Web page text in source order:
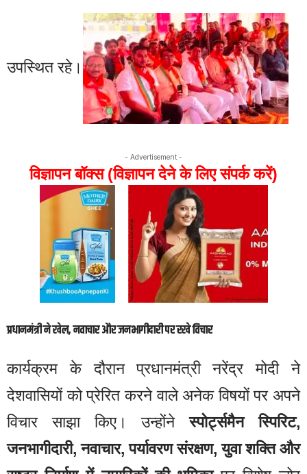
उपस्थित रहे।
- Advertisement -
विज्ञापन बॉक्स (विज्ञापन देने के लिए संपर्क करें)
प्रधानमंत्री ने खेल, नवाचार और जनभागीदारी पर रखे विचार
कार्यक्रम के दौरान प्रधानमंत्री नरेंद्र मोदी ने
देशवासियों को प्रेरित करने वाले अनेक विषयों पर अपने
विचार साझा किए। उन्होंनेस्पोर्ट्समैन स्पिरिट,
जनभागीदारी, नवाचार, पर्यावरण संरक्षण, युवा शक्ति और